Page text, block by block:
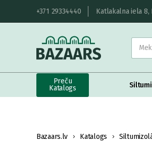
+371 29334440 Katlakalna iela 8,
Preču
Katalogs
Bazaars.lv Katalogs